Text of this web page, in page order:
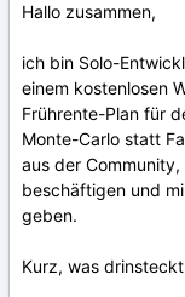
Hallo zusammen,
ich bin Solo-
einem kostenlosen
Frührente-Plan für
Monte-Carlo statt
aus der
beschäftigen und
geben.
Kurz, was